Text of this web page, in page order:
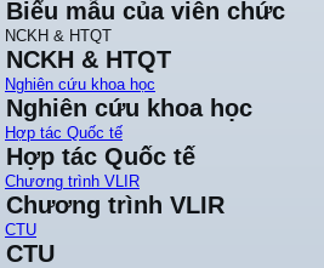
Biểu mẫu của viên chức
NCKH & HTQT
NCKH & HTQT
Nghiên cứu khoa học
Nghiên cứu khoa học
Hợp tác Quốc tế
Hợp tác Quốc tế
Chương trình VLIR
Chương trình VLIR
CTU
CTU